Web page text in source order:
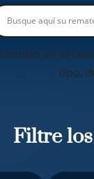
Escriba en el
tipo,
Filtre